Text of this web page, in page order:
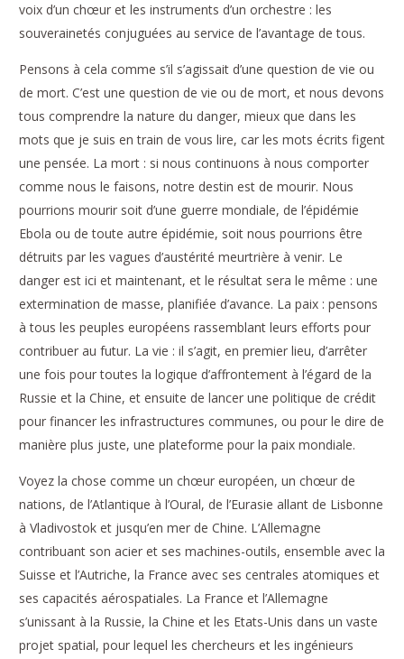
voix d’un chœur et les instruments d’un orchestre : les
souverainetés conjuguées au service de l’avantage de tous.
Pensons à cela comme s’il s’agissait d’une question de vie ou
de mort. C’est une question de vie ou de mort, et nous devons
tous comprendre la nature du danger, mieux que dans les
mots que je suis en train de vous lire, car les mots écrits figent
une pensée. La mort : si nous continuons à nous comporter
comme nous le faisons, notre destin est de mourir. Nous
pourrions mourir soit d’une guerre mondiale, de l’épidémie
Ebola ou de toute autre épidémie, soit nous pourrions être
détruits par les vagues d’austérité meurtrière à venir. Le
danger est ici et maintenant, et le résultat sera le même : une
extermination de masse, planifiée d’avance. La paix : pensons
à tous les peuples européens rassemblant leurs efforts pour
contribuer au futur. La vie : il s’agit, en premier lieu, d’arrêter
une fois pour toutes la logique d’affrontement à l’égard de la
Russie et la Chine, et ensuite de lancer une politique de crédit
pour financer les infrastructures communes, ou pour le dire de
manière plus juste, une plateforme pour la paix mondiale.
Voyez la chose comme un chœur européen, un chœur de
nations, de l’Atlantique à l’Oural, de l’Eurasie allant de Lisbonne
à Vladivostok et jusqu’en mer de Chine. L’Allemagne
contribuant son acier et ses machines-outils, ensemble avec la
Suisse et l’Autriche, la France avec ses centrales atomiques et
ses capacités aérospatiales. La France et l’Allemagne
s’unissant à la Russie, la Chine et les Etats-Unis dans un vaste
projet spatial, pour lequel les chercheurs et les ingénieurs